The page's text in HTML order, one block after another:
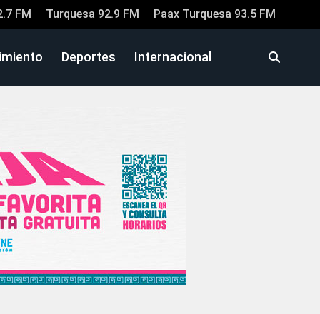
FM Turquesa 92.9 FM Paax Turquesa 93.5 FM
Deportes Internacional